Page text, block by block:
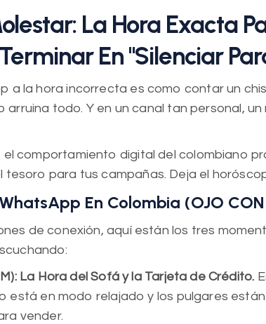
La Hora Exacta
En "Silenciar
a la hora incorrecta es como contar un
arruina todo. Y en un canal tan personal,
comportamiento digital del colombiano
tesoro para tus campañas. Deja el
En Colombia (OJO CON
de conexión, aquí están los tres
La Hora del Sofá y la Tarjeta de Crédito.
está en modo relajado y los pulgares
vender.